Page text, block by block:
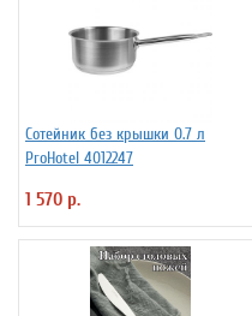
Сотейник без крышки 0.7 л
ProHotel 4012247
1 570 р.